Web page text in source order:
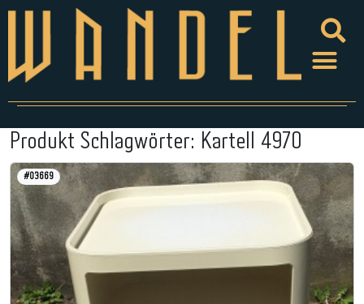
Produkt Schlagwörter: Kartell 4970
#03669